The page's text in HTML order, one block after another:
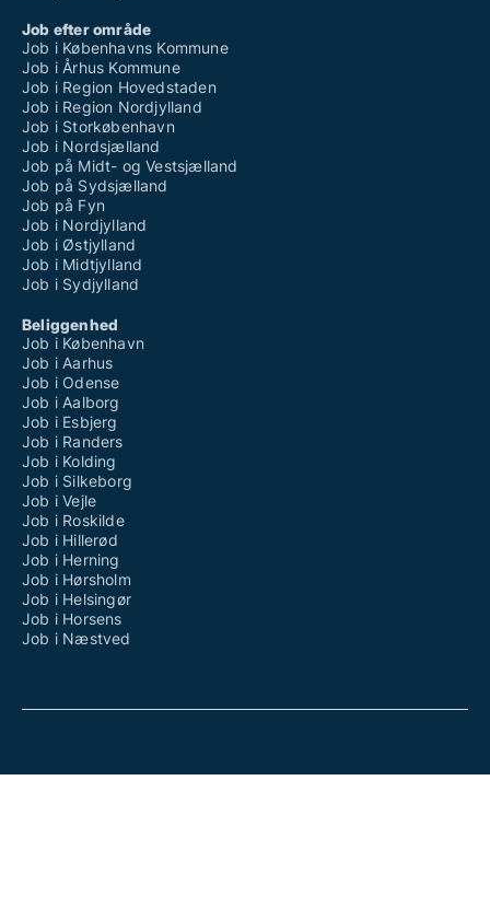
Job efter område
Job i Københavns Kommune
Job i Århus Kommune
Job i Region Hovedstaden
Job i Region Nordjylland
Job i Storkøbenhavn
Job i Nordsjælland
Job på Midt- og Vestsjælland
Job på Sydsjælland
Job på Fyn
Job i Nordjylland
Job i Østjylland
Job i Midtjylland
Job i Sydjylland
Beliggenhed
Job i København
Job i Aarhus
Job i Odense
Job i Aalborg
Job i Esbjerg
Job i Randers
Job i Kolding
Job i Silkeborg
Job i Vejle
Job i Roskilde
Job i Hillerød
Job i Herning
Job i Hørsholm
Job i Helsingør
Job i Horsens
Job i Næstved